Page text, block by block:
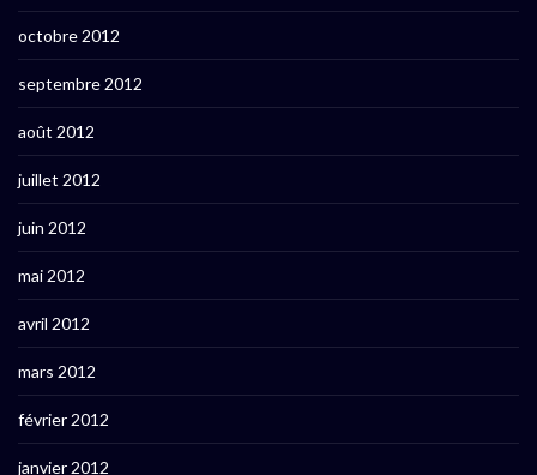
octobre 2012
septembre 2012
août 2012
juillet 2012
juin 2012
mai 2012
avril 2012
mars 2012
février 2012
janvier 2012